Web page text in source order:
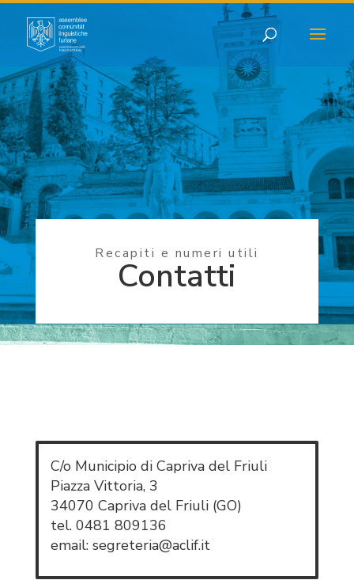
Recapiti e numeri utili
Contatti
C/o Municipio di Capriva del Friuli
Piazza Vittoria, 3
34070 Capriva del Friuli (GO)
tel. 0481 809136
email: segreteria@aclif.it